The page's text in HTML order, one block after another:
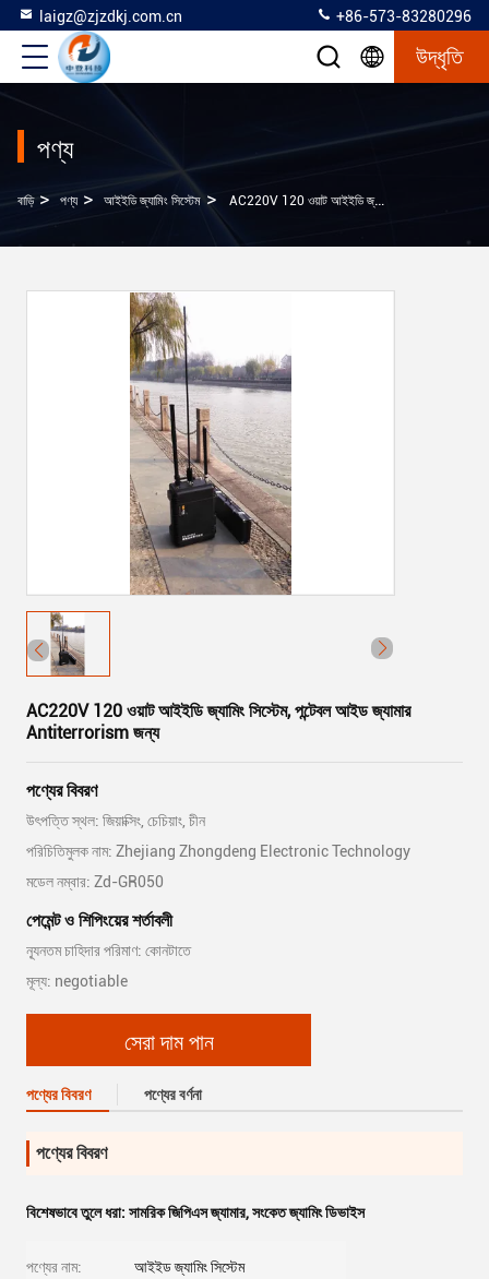
laigz@zjzdkj.com.cn +86-573-83280296
উদ্ধৃতি
পণ্য
বাড়ি > পণ্য > আইইডি জ্যামিং সিস্টেম > AC220V 120 ওয়াট আইইডি জ্যামিং সিস্টেম, পন্টেবল আইড জ্যামার Antiterrorism জন্য
AC220V 120 ওয়াট আইইডি জ্যামিং সিস্টেম, পন্টেবল আইড জ্যামার
Antiterrorism জন্য
পণ্যের বিবরণ
উৎপত্তি স্থল: জিয়াক্সিং, চেচিয়াং, চীন
পরিচিতিমুলক নাম: Zhejiang Zhongdeng Electronic Technology
মডেল নম্বার: Zd-GR050
পেমেন্ট ও শিপিংয়ের শর্তাবলী
ন্যূনতম চাহিদার পরিমাণ: কোনটাতে
মূল্য: negotiable
সেরা দাম পান
পণ্যের বিবরণ পণ্যের বর্ণনা
পণ্যের বিবরণ
বিশেষভাবে তুলে ধরা: সামরিক জিপিএস জ্যামার,সংকেত জ্যামিং ডিভাইস
পণ্যের নাম: আইইড জ্যামিং সিস্টেম